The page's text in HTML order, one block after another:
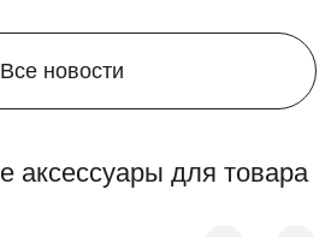
Все новости
аксессуары для товара